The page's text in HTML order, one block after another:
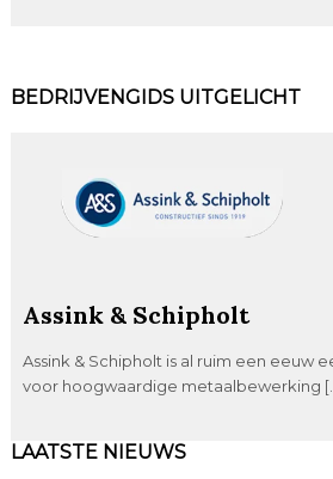
BEDRIJVENGIDS UITGELICHT
Assink & Schipholt
Assink & Schipholt is al ruim een eeuw
voor hoogwaardige metaalbewerking
LAATSTE NIEUWS